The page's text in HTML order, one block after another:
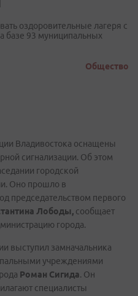
оздоровительные лагеря с
базе 93 муниципальных
Общество
Владивостока оснащены
сигнализации. Об этом
городской
Оно прошло в
председательством первого
Лободы, сообщает
города.
выступил замначальника
учреждениями
Роман Сигида. Он
специалисты